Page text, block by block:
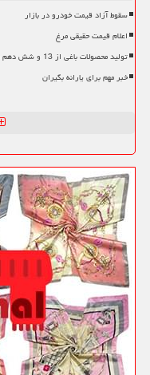
سقوط آزاد قیمت خودرو در بازار
اعلام قیمت حقیقی مرغ
تولید محصولات باغی از 13 و شش دهم میلیون تن گذشت
خبر مهم برای یارانه بگیران